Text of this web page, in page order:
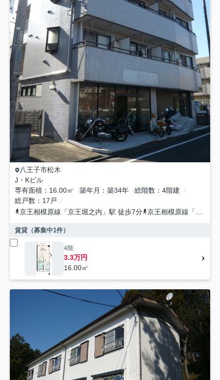
八王子市松木
J・Kビル
専有面積
16.00㎡ 築年月 築34年 総階数
4階建
総戸数
17戸
京王相模原線 「京王堀之内 」駅 徒歩7分 京王相模原線 「
賃貸（募集中1件）
4階
3.3万円
16.00㎡